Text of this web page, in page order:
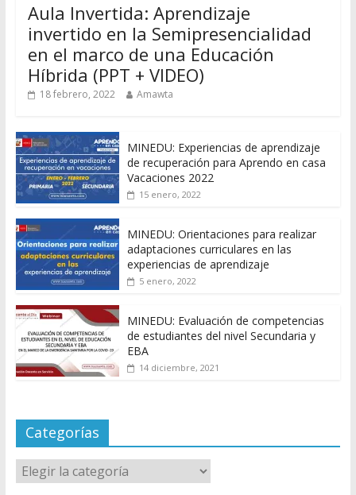
Aula Invertida: Aprendizaje
invertido en la Semipresencialidad
en el marco de una Educación
Híbrida (PPT + VIDEO)
18 febrero, 2022 Amawta
MINEDU: Experiencias de aprendizaje
de recuperación para Aprendo en casa
Vacaciones 2022
15 enero, 2022
MINEDU: Orientaciones para realizar
adaptaciones curriculares en las
experiencias de aprendizaje
5 enero, 2022
MINEDU: Evaluación de competencias
de estudiantes del nivel Secundaria y
EBA
14 diciembre, 2021
Categorías
Categorías